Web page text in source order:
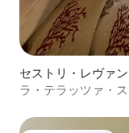
セストリ・レヴァ
ラ・テラッツァ・